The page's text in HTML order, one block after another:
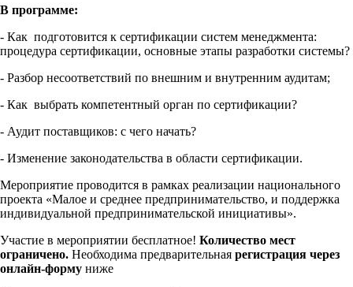
В программе:
- Как подготовится к сертификации систем менеджмента:
процедура сертификации, основные этапы разработки системы?
- Разбор несоответствий по внешним и внутренним аудитам;
- Как выбрать компетентный орган по сертификации?
- Аудит поставщиков: с чего начать?
- Изменение законодательства в области сертификации.
Мероприятие проводится в рамках реализации национального
проекта «Малое и среднее предпринимательство, и поддержка
индивидуальной предпринимательской инициативы».
Участие в мероприятии бесплатное! Количество мест
ограничено. Необходима предварительная регистрация через
онлайн-форму ниже